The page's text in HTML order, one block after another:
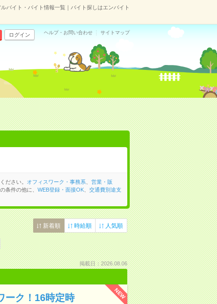
ルバイト・バイト情報一覧｜バイト探しはエンバイト
ログイン ヘルプ・お問い合わせ サイトマップ
ださい。 オフィスワーク・事務系
営業・販
条件の他に、 WEB登録・面接OK、 交通費別途支
新着順 時給順 人気順
掲載日：2026.08.06
NEW
ーク！16時定時